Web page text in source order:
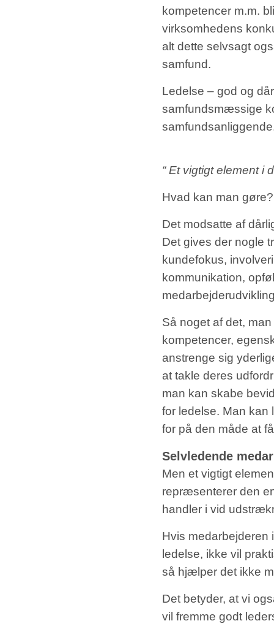
kompetencer m.m.
virksomhedens
alt dette selvsagt
samfund.
Ledelse – god og
samfundsmæssige
“Et vigtigt element i
Hvad kan man
Det modsatte af
Det gives der nogle
kundefokus,
kommunikation,
Så noget af det,
kompetencer,
anstrenge sig
at takle deres
man kan skabe
for ledelse. Man kan
for på den måde at
Selvledende
Men et vigtigt
repræsenterer den
handler i vid
Hvis
ledelse, ikke vil
så hjælper det ikke
Det betyder, at vi
vil fremme godt